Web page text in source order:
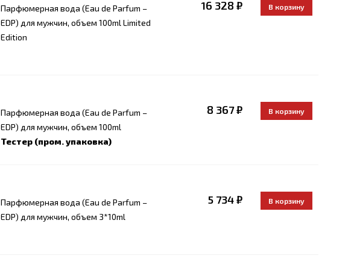
Парфюмерная вода (Eau de Parfum –
EDP) для мужчин, объем 100ml Limited
Edition
16 328 ₽
Парфюмерная вода (Eau de Parfum –
EDP) для мужчин, объем 100ml
Тестер (пром. упаковка)
8 367 ₽
Парфюмерная вода (Eau de Parfum –
EDP) для мужчин, объем 3*10ml
5 734 ₽